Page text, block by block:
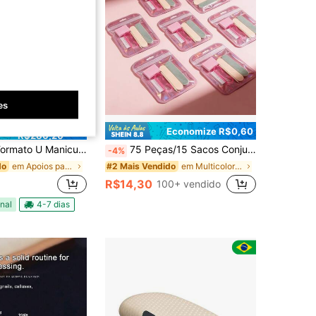
R$286,20
| Altura Ideal + Conforto e Estilo /Ideal para Alongamento em Gel e Cabine UV
em Apoios para as mãos de manicure Apoios para mão
4-7 dias
Economize R$0,60
-4% 75 Peças/15 Sacos Conjunto de Manicure e Pedicure, Conjunto de Mini Lixa de Unha e Palito de Madeira Laranja, Lixa de Unha Dupla Face, Empurrador de Cutícula de Madeira, Ferramenta de Limpeza de Unhas, Bloco de Polimento de Unhas, Caneta de Arte de Unhas, Suprimentos de Cuidados com as Unhas DIY para Técnicos de Unhas
#2 Mais Vendido em Multicolorido Acessórios para Nail Art
R$14,30 100+ vendido